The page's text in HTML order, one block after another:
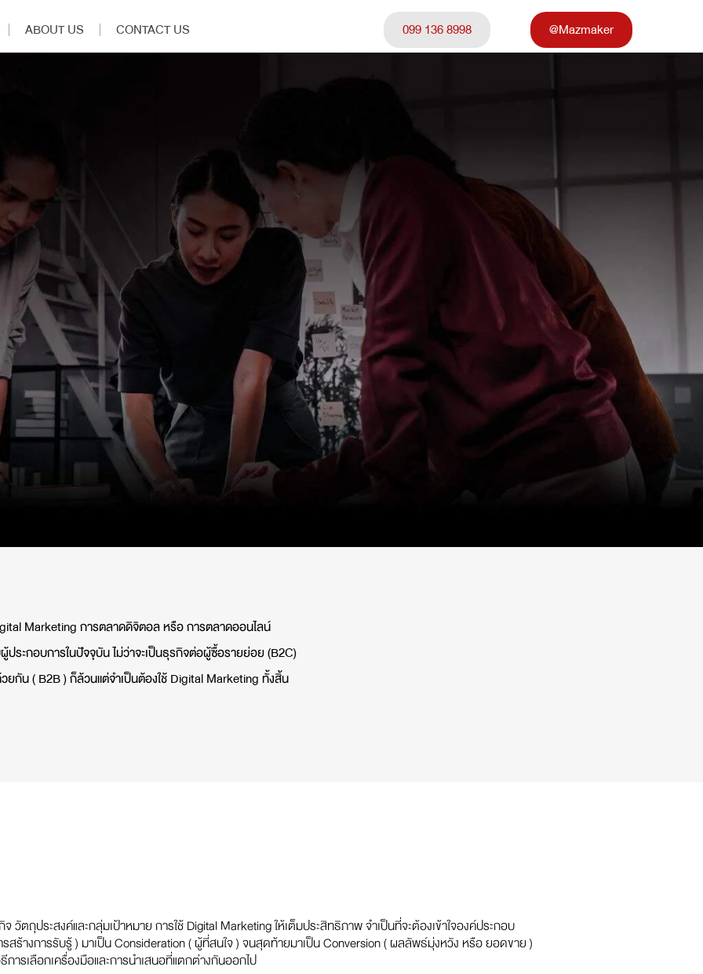
ABOUT US CONTACT US 099 136 8998 @Mazmaker
Marketing การตลาดดิจิตอล หรือ การตลาดออนไลน์
ประกอบการในปัจจุบัน ไม่ว่าจะเป็นธุรกิจต่อผู้ซื้อรายย่อย (B2C)
กัน ( B2B ) ก็ล้วนแต่จำเป็นต้องใช้ Digital Marketing ทั้งสิ้น
ตถุประสงค์และกลุ่มเป้าหมาย การใช้ Digital Marketing ให้เต็มประสิทธิภาพ จำเป็นที่จะต้องเข้าใจองค์ประกอบ
สร้างการรับรู้ ) มาเป็น Consideration ( ผู้ที่สนใจ ) จนสุดท้ายมาเป็น Conversion ( ผลลัพธ์มุ่งหวัง หรือ ยอดขาย )
ารเลือกเครื่องมือและการนำเสนอที่แตกต่างกันออกไป